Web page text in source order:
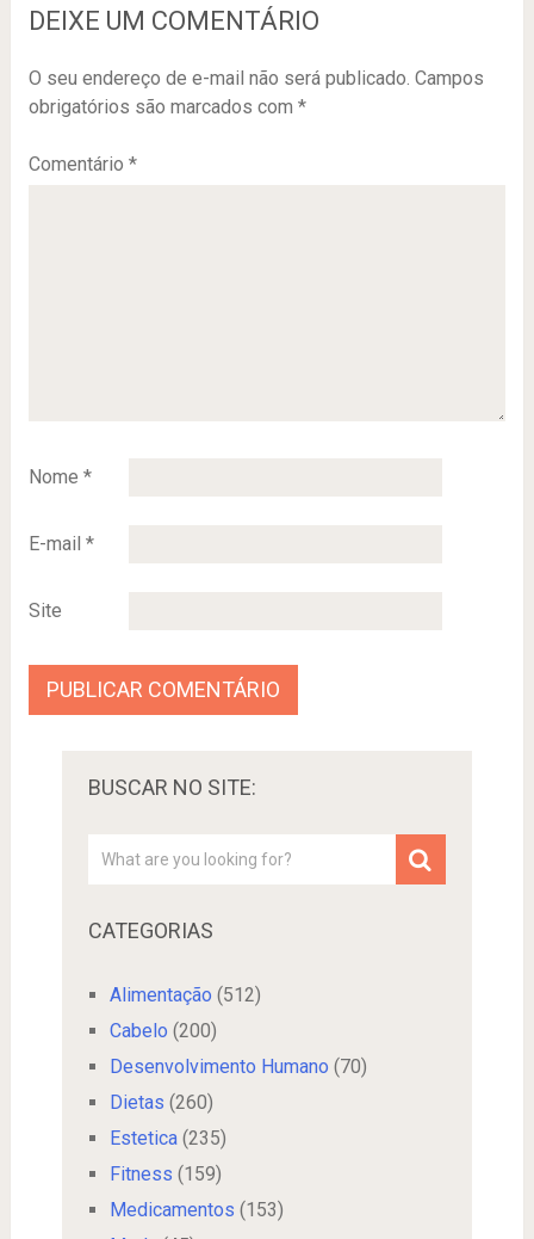
DEIXE UM COMENTÁRIO
O seu endereço de e-mail não será publicado. Campos
obrigatórios são marcados com *
Comentário *
Nome *
E-mail *
Site
BUSCAR NO SITE:
CATEGORIAS
Alimentação (512)
Cabelo (200)
Desenvolvimento Humano (70)
Dietas (260)
Estetica(235)
Fitness (159)
Medicamentos (153)